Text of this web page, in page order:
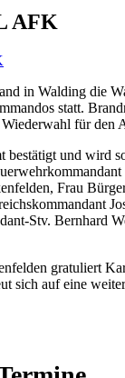
AFK
in Walding die
statt.
für den
bestätigt und wird
Frau
Stv. Bernhard
gratuliert
sich auf eine